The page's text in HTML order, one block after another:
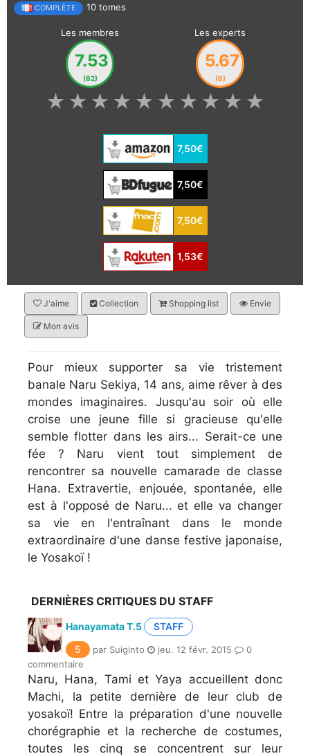
COMPLÈTE 10 tomes
Les membres
7.53
(62)
Les experts
5.67
(6)
★
★
★
★
★
★
★
★
★
★
7,50€
7,50€
7,50€
1,53€
J'aime Collection Shopping list Envie
Mon avis
Pour mieux supporter sa vie tristement
banale Naru Sekiya, 14 ans, aime rêver à des
mondes imaginaires. Jusqu'au soir où elle
croise une jeune fille si gracieuse qu'elle
semble flotter dans les airs... Serait-ce une
fée ? Naru vient tout simplement de
rencontrer sa nouvelle camarade de classe
Hana. Extravertie, enjouée, spontanée, elle
est à l'opposé de Naru... et elle va changer
sa vie en l'entraînant dans le monde
extraordinaire d'une danse festive japonaise,
le Yosakoï !
DERNIÈRES CRITIQUES DU STAFF
Hanayamata T.5
STAFF
5
par Suiginto jeu. 12 févr. 2015
0
commentaire
Naru, Hana, Tami et Yaya accueillent donc
Machi, la petite dernière de leur club de
yosakoï! Entre la préparation d'une nouvelle
chorégraphie et la recherche de costumes,
toutes les cinq se concentrent sur leur